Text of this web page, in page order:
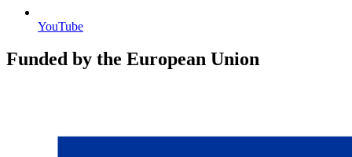
YouTube
Funded by the European Union